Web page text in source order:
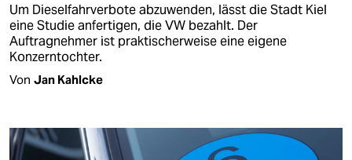
Um Dieselfahrverbote abzuwenden, lässt die Stadt Kiel
eine Studie anfertigen, die VW bezahlt. Der
Auftragnehmer ist praktischerweise eine eigene
Konzerntochter.
Von Jan Kahlcke